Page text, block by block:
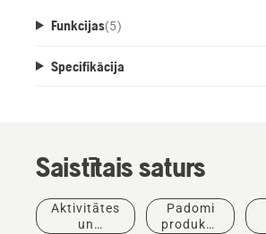
ķīļiem).
Funkcijas(5)
Specifikācija
Saistītais saturs
Aktivitātes
un
Padomi
produktu